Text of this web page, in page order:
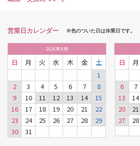
営業日カレンダー ※色のついた日は休業日です。
2026年8月
日 月 火 水 木 金
土
1
2
3 4 5 6 7
8
9
10 11 12 13 14
15
16
17 18 19 20 21
22
23
24 25 26 27 28
29
30
31
日 月
6
7
13
14
20
21
27
28